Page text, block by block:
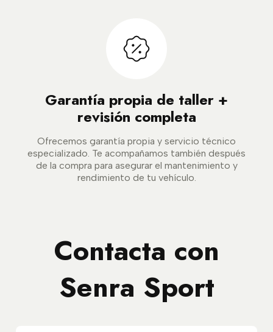
Garantía propia de taller +
revisión completa
Ofrecemos garantía propia y servicio técnico
especializado. Te acompañamos también después
de la compra para asegurar el mantenimiento y
rendimiento de tu vehículo.
Contacta con
Senra Sport